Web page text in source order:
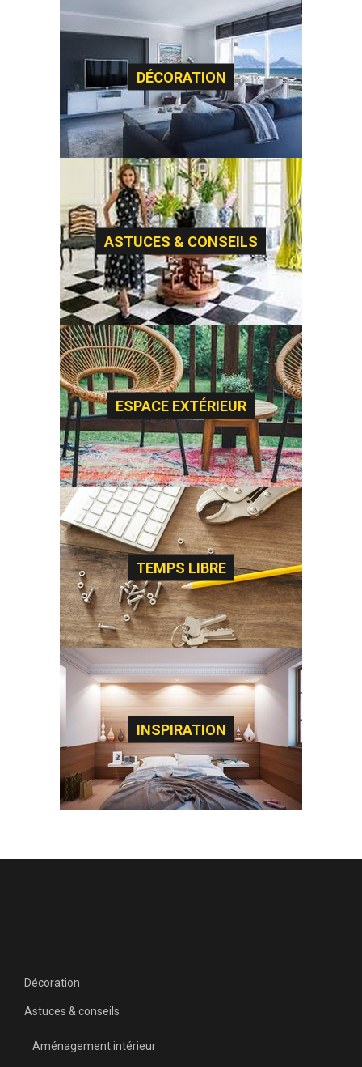
DÉCORATION
ASTUCES & CONSEILS
ESPACE EXTÉRIEUR
TEMPS LIBRE
INSPIRATION
Décoration
Astuces & conseils
Aménagement intérieur